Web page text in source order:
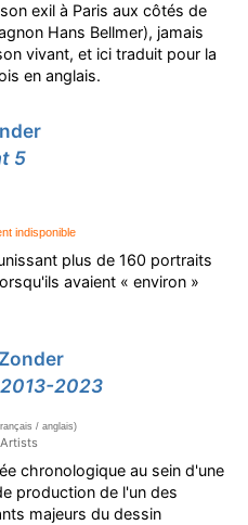
exil à Paris aux côtés de
Hans Bellmer), jamais
vivant, et ici traduit pour la
en anglais.
5
indisponible
plus de 160 portraits
avaient « environ »
2023
/ anglais)
chronologique au sein d'une
production de l'un des
majeurs du dessin